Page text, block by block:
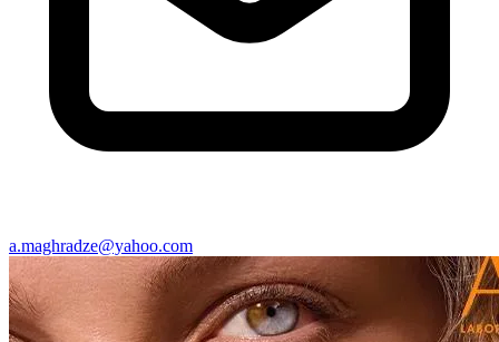
a.maghradze@yahoo.com